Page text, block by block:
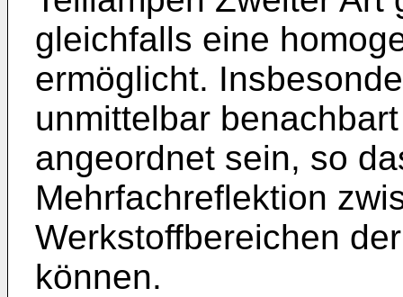
gleichfalls eine
ermöglicht.
unmittelbar
angeordnet sein, so
Mehrfachreflektion
Werkstoffbereichen
können.